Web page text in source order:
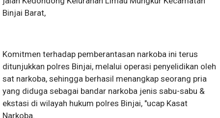
Binjai Barat,
Komitmen terhadap pemberantasan narkoba ini terus
ditunjukkan polres Binjai, melalui operasi penyelidikan oleh
sat narkoba, sehingga berhasil menangkap seorang pria
yang diduga sebagai bandar narkoba jenis sabu-sabu &
ekstasi di wilayah hukum polres Binjai, "ucap Kasat
Narkoba.